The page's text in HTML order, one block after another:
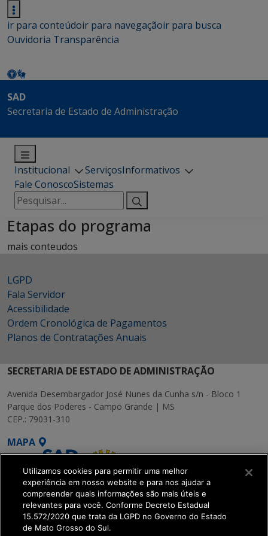
ir para conteúdoir para navegaçãoir para busca
Ouvidoria Transparência
SAD
Secretaria de Estado de Administração
Institucional ServiçosInformativos
Fale ConoscoSistemas
Pesquisar
por:
Etapas do programa
mais conteudos
LGPD
Fala Servidor
Acessibilidade
Ordem Cronológica de Pagamentos
Planos de Contratações Anuais
SECRETARIA DE ESTADO DE ADMINISTRAÇÃO
Avenida Desembargador José Nunes da Cunha s/n - Bloco 1
Parque dos Poderes - Campo Grande | MS
CEP.: 79031-310
MAPA
SETDIG | Secretaria-
Utilizamos cookies para permitir uma melhor
experiência em nosso website e para nos ajudar a
compreender quais informações são mais úteis e
relevantes para você. Conforme Decreto Estadual
15.572/2020 que trata da LGPD no Governo do Estado
de Mato Grosso do Sul.